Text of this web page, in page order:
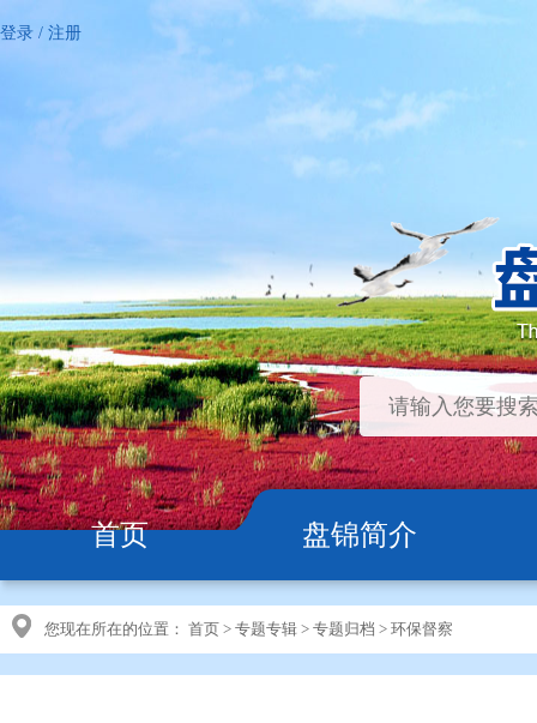
登录 / 注册
首页 盘锦简介
您现在所在的位置： 首页 > 专题专辑 > 专题归档 > 环保督察